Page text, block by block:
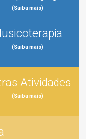
(Saiba mais)
(Saiba mais)
Atividades
(Saiba mais)